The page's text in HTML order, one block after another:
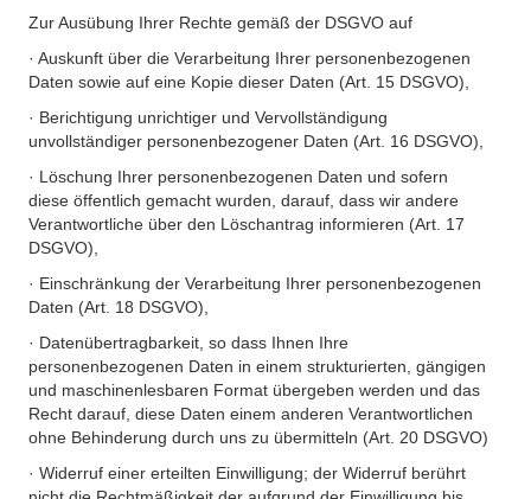
Zur Ausübung Ihrer Rechte gemäß der DSGVO auf
· Auskunft über die Verarbeitung Ihrer personenbezogenen
Daten sowie auf eine Kopie dieser Daten (Art. 15 DSGVO),
· Berichtigung unrichtiger und Vervollständigung
unvollständiger personenbezogener Daten (Art. 16 DSGVO),
· Löschung Ihrer personenbezogenen Daten und sofern
diese öffentlich gemacht wurden, darauf, dass wir andere
Verantwortliche über den Löschantrag informieren (Art. 17
DSGVO),
· Einschränkung der Verarbeitung Ihrer personenbezogenen
Daten (Art. 18 DSGVO),
· Datenübertragbarkeit, so dass Ihnen Ihre
personenbezogenen Daten in einem strukturierten, gängigen
und maschinenlesbaren Format übergeben werden und das
Recht darauf, diese Daten einem anderen Verantwortlichen
ohne Behinderung durch uns zu übermitteln (Art. 20 DSGVO)
· Widerruf einer erteilten Einwilligung; der Widerruf berührt